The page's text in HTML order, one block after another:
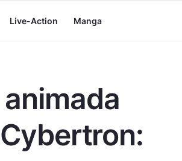
Live-Action Manga